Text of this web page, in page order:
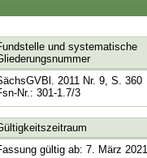
und systematische
2011 Nr. 9, S. 360
Nr.: 301-1.7/3
gültig ab: 7. März 2021